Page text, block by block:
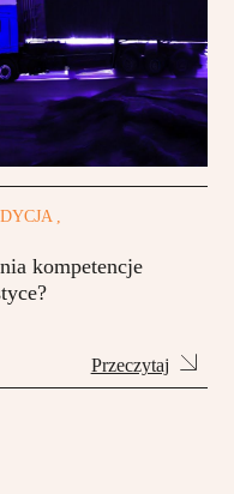
,
kompetencje
Przeczytaj